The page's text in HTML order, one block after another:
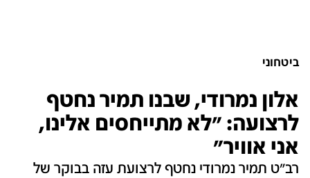
ביטחוני
אלון נמרודי, שבנו תמיר נחטף
לרצועה: "לא מתייחסים אלינו,
אני אוויר"
רב"ט תמיר נמרודי נחטף לרצועת עזה בבוקר של